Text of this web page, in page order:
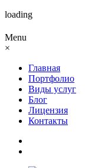
loading
Menu
×
Главная
Портфолио
Виды услуг
Блог
Лицензия
Контакты